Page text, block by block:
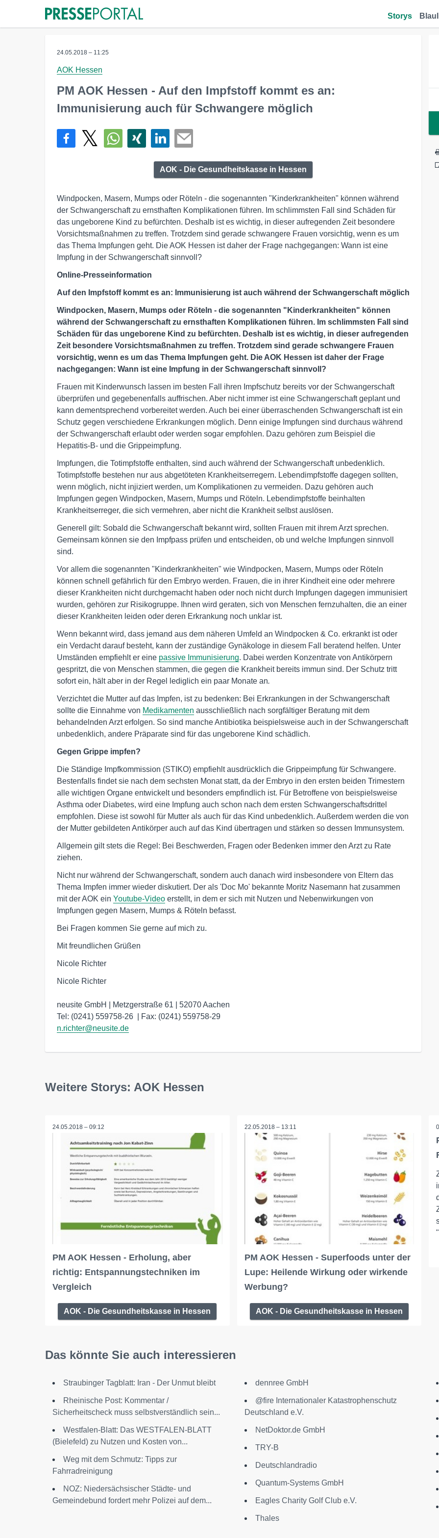
Storys
24.05.2018 – 11:25
AOK Hessen
PM AOK Hessen - Auf den Impfstoff kommt es an:
Immunisierung auch für Schwangere möglich
AOK - Die Gesundheitskasse in Hessen
Windpocken, Masern, Mumps oder Röteln - die sogenannten "Kinderkrankheiten" können während
der Schwangerschaft zu ernsthaften Komplikationen führen. Im schlimmsten Fall sind Schäden für
das ungeborene Kind zu befürchten. Deshalb ist es wichtig, in dieser aufregenden Zeit besondere
Vorsichtsmaßnahmen zu treffen. Trotzdem sind gerade schwangere Frauen vorsichtig, wenn es um
das Thema Impfungen geht. Die AOK Hessen ist daher der Frage nachgegangen: Wann ist eine
Impfung in der Schwangerschaft sinnvoll?
Online-Presseinformation
Auf den Impfstoff kommt es an: Immunisierung ist auch während der Schwangerschaft möglich
Windpocken, Masern, Mumps oder Röteln - die sogenannten "Kinderkrankheiten" können
während der Schwangerschaft zu ernsthaften Komplikationen führen. Im schlimmsten Fall sind
Schäden für das ungeborene Kind zu befürchten. Deshalb ist es wichtig, in dieser aufregenden
Zeit besondere Vorsichtsmaßnahmen zu treffen. Trotzdem sind gerade schwangere Frauen
vorsichtig, wenn es um das Thema Impfungen geht. Die AOK Hessen ist daher der Frage
nachgegangen: Wann ist eine Impfung in der Schwangerschaft sinnvoll?
Frauen mit Kinderwunsch lassen im besten Fall ihren Impfschutz bereits vor der Schwangerschaft
überprüfen und gegebenenfalls auffrischen. Aber nicht immer ist eine Schwangerschaft geplant und
kann dementsprechend vorbereitet werden. Auch bei einer überraschenden Schwangerschaft ist ein
Schutz gegen verschiedene Erkrankungen möglich. Denn einige Impfungen sind durchaus während
der Schwangerschaft erlaubt oder werden sogar empfohlen. Dazu gehören zum Beispiel die
Hepatitis-B- und die Grippeimpfung.
Impfungen, die Totimpfstoffe enthalten, sind auch während der Schwangerschaft unbedenklich.
Totimpfstoffe bestehen nur aus abgetöteten Krankheitserregern. Lebendimpfstoffe dagegen sollten,
wenn möglich, nicht injiziert werden, um Komplikationen zu vermeiden. Dazu gehören auch
Impfungen gegen Windpocken, Masern, Mumps und Röteln. Lebendimpfstoffe beinhalten
Krankheitserreger, die sich vermehren, aber nicht die Krankheit selbst auslösen.
Generell gilt: Sobald die Schwangerschaft bekannt wird, sollten Frauen mit ihrem Arzt sprechen.
Gemeinsam können sie den Impfpass prüfen und entscheiden, ob und welche Impfungen sinnvoll
sind.
Vor allem die sogenannten "Kinderkrankheiten" wie Windpocken, Masern, Mumps oder Röteln
können schnell gefährlich für den Embryo werden. Frauen, die in ihrer Kindheit eine oder mehrere
dieser Krankheiten nicht durchgemacht haben oder noch nicht durch Impfungen dagegen immunisiert
wurden, gehören zur Risikogruppe. Ihnen wird geraten, sich von Menschen fernzuhalten, die an einer
dieser Krankheiten leiden oder deren Erkrankung noch unklar ist.
Wenn bekannt wird, dass jemand aus dem näheren Umfeld an Windpocken & Co. erkrankt ist oder
ein Verdacht darauf besteht, kann der zuständige Gynäkologe in diesem Fall beratend helfen. Unter
Umständen empfiehlt er eine passive Immunisierung. Dabei werden Konzentrate von Antikörpern
gespritzt, die von Menschen stammen, die gegen die Krankheit bereits immun sind. Der Schutz tritt
sofort ein, hält aber in der Regel lediglich ein paar Monate an.
Verzichtet die Mutter auf das Impfen, ist zu bedenken: Bei Erkrankungen in der Schwangerschaft
sollte die Einnahme von Medikamenten ausschließlich nach sorgfältiger Beratung mit dem
behandelnden Arzt erfolgen. So sind manche Antibiotika beispielsweise auch in der Schwangerschaft
unbedenklich, andere Präparate sind für das ungeborene Kind schädlich.
Gegen Grippe impfen?
Die Ständige Impfkommission (STIKO) empfiehlt ausdrücklich die Grippeimpfung für Schwangere.
Bestenfalls findet sie nach dem sechsten Monat statt, da der Embryo in den ersten beiden Trimestern
alle wichtigen Organe entwickelt und besonders empfindlich ist. Für Betroffene von beispielsweise
Asthma oder Diabetes, wird eine Impfung auch schon nach dem ersten Schwangerschaftsdrittel
empfohlen. Diese ist sowohl für Mutter als auch für das Kind unbedenklich. Außerdem werden die von
der Mutter gebildeten Antikörper auch auf das Kind übertragen und stärken so dessen Immunsystem.
Allgemein gilt stets die Regel: Bei Beschwerden, Fragen oder Bedenken immer den Arzt zu Rate
ziehen.
Nicht nur während der Schwangerschaft, sondern auch danach wird insbesondere von Eltern das
Thema Impfen immer wieder diskutiert. Der als 'Doc Mo' bekannte Moritz Nasemann hat zusammen
mit der AOK ein Youtube-Video erstellt, in dem er sich mit Nutzen und Nebenwirkungen von
Impfungen gegen Masern, Mumps & Röteln befasst.
Bei Fragen kommen Sie gerne auf mich zu.
Mit freundlichen Grüßen
Nicole Richter
Nicole Richter
neusite GmbH | Metzgerstraße 61 | 52070 Aachen
n.richter@neusite.de
Weitere Storys: AOK Hessen
24.05.2018 – 09:12
PM AOK Hessen - Erholung, aber
richtig: Entspannungstechniken im
Vergleich
AOK - Die Gesundheitskasse in Hessen
22.05.2018 – 13:11
PM AOK Hessen - Superfoods unter der
Lupe: Heilende Wirkung oder wirkende
Werbung?
AOK - Die Gesundheitskasse in Hessen
Das könnte Sie auch interessieren
Straubinger Tagblatt: Iran - Der Unmut bleibt
Rheinische Post: Kommentar /
Sicherheitscheck muss selbstverständlich sein...
Westfalen-Blatt: Das WESTFALEN-BLATT
(Bielefeld) zu Nutzen und Kosten von...
Weg mit dem Schmutz: Tipps zur
Fahrradreinigung
NOZ: Niedersächsischer Städte- und
Gemeindebund fordert mehr Polizei auf dem...
dennree GmbH
@fire Internationaler Katastrophenschutz
Deutschland e.V.
NetDoktor.de GmbH
TRY-B
Deutschlandradio
Quantum-Systems GmbH
Eagles Charity Golf Club e.V.
Thales